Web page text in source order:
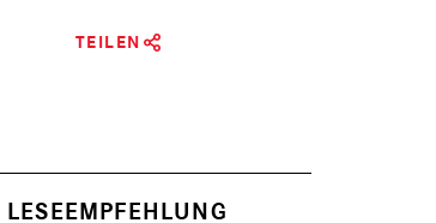
TEILEN
LESEEMPFEHLUNG